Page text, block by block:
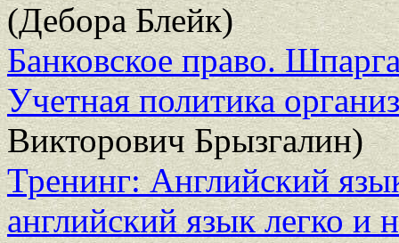
(Дебора Блейк)
Банковское право.
Учетная политика
Викторович Брызгалин)
Тренинг: Английский
английский язык легко и